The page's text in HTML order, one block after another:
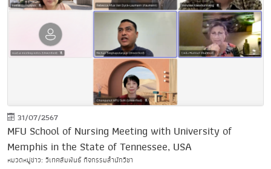
31/07/2567
MFU School of Nursing Meeting with University of
Memphis in the State of Tennessee, USA
หมวดหมู่ข่าว: วิเทศสัมพันธ์ กิจกรรมสำนักวิชา